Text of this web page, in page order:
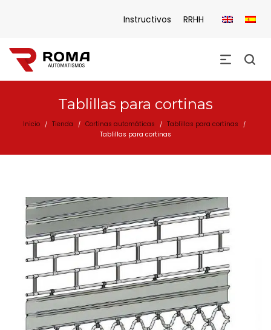
Instructivos RRHH
Tablillas para cortinas
Inicio / Tienda / Cortinas automáticas / Tablillas para cortinas /
Tablillas para cortinas